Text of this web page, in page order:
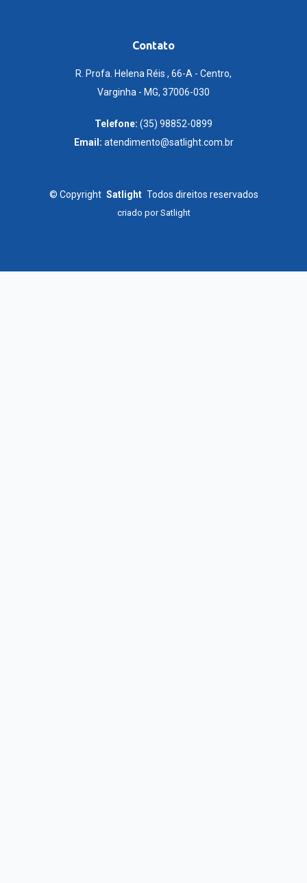
Contato
R. Profa. Helena Réis , 66-A - Centro,
Varginha - MG, 37006-030
Telefone: (35) 98852-0899
Email: atendimento@satlight.com.br
© Copyright Satlight Todos direitos reservados
criado porSatlight